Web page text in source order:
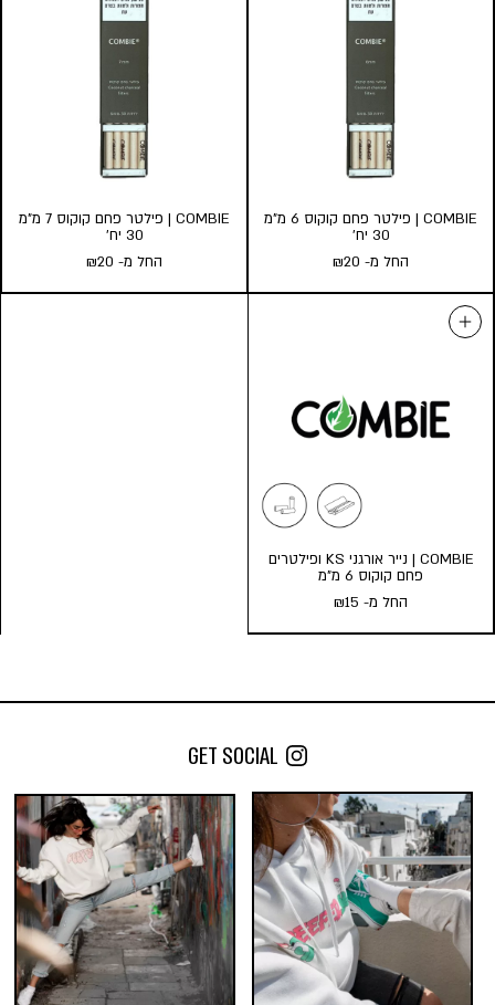
החל מ-15
10
20
הוסף לעגלה
COMBIE | פילטר פחם קוקוס 6 מ”מ
30 יח’
החל מ-
₪20
COMBIE | פילטר פחם קוקוס 7 מ”מ
30 יח’
החל מ-
₪20
COMBIE | נייר אורגני KS ופילטרים
פחם קוקוס 6 מ”מ
החל מ-
₪15
ופילטרים פחם קוקוס 6 מ”מ
1
5
10
הוסף לעגלה
GET SOCIAL